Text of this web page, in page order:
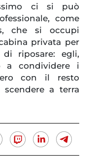
ci si può
come
che si occupi
privata per
riposare: egli,
a condividere i
con il resto
scendere a terra